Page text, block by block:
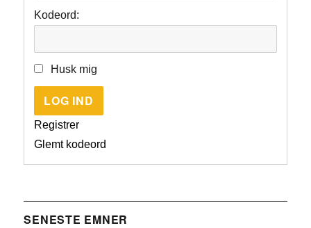
Kodeord:
Husk mig
LOG IND
Registrer
Glemt kodeord
SENESTE EMNER